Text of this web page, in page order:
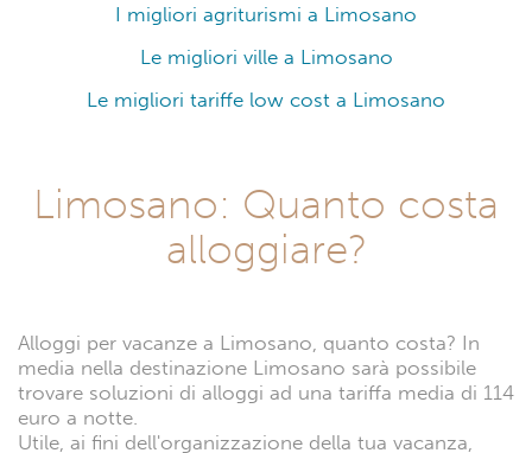
I migliori agriturismi a Limosano
Le migliori ville a Limosano
Le migliori tariffe low cost a Limosano
Limosano: Quanto costa
alloggiare?
Alloggi per vacanze a Limosano, quanto costa? In
media nella destinazione Limosano sarà possibile
trovare soluzioni di alloggi ad una tariffa media di 114
euro a notte.
Utile, ai fini dell'organizzazione della tua vacanza,